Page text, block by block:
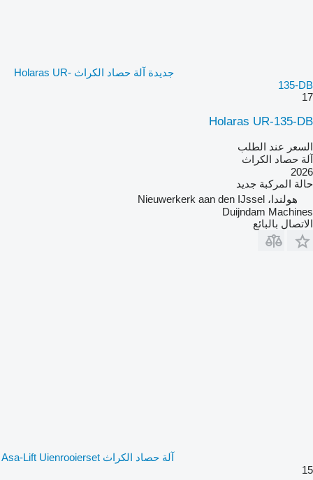
جديدة آلة حصاد الكراث Holaras UR-
135-DB
17
Holaras UR-135-DB
السعر عند الطلب
آلة حصاد الكراث
2026
حالة المركبة جديد
هولندا، Nieuwerkerk aan den IJssel
Duijndam Machines
الاتصال بالبائع
آلة حصاد الكراث Asa-Lift Uienrooierset
15